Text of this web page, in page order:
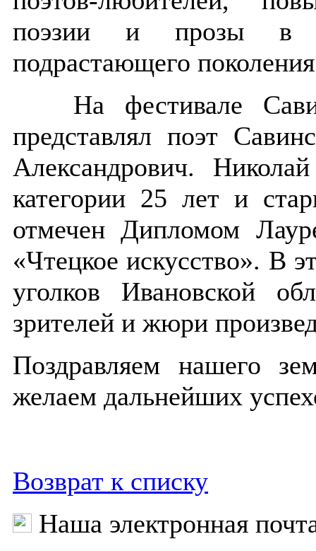
поэзии и прозы в
подрастающего
На фестивале
представлял поэт
Александрович.
категории 25 лет и
отмечен Дипломом
«Чтецкое искусство». В
уголков Ивановской
зрителей и жюри
Поздравляем нашего
желаем дальнейших
Возврат к списку
Наша электронная